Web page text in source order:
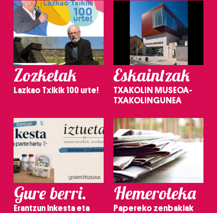
Zozketak
Lazkao Txikik 100 urte!
Eskaintzak
TXAKOLIN MUSEOA-
TXAKOLINGUNEA
Gure berri.
Erantzun inkesta eta
Hemeroteka
Papereko zenbakiak